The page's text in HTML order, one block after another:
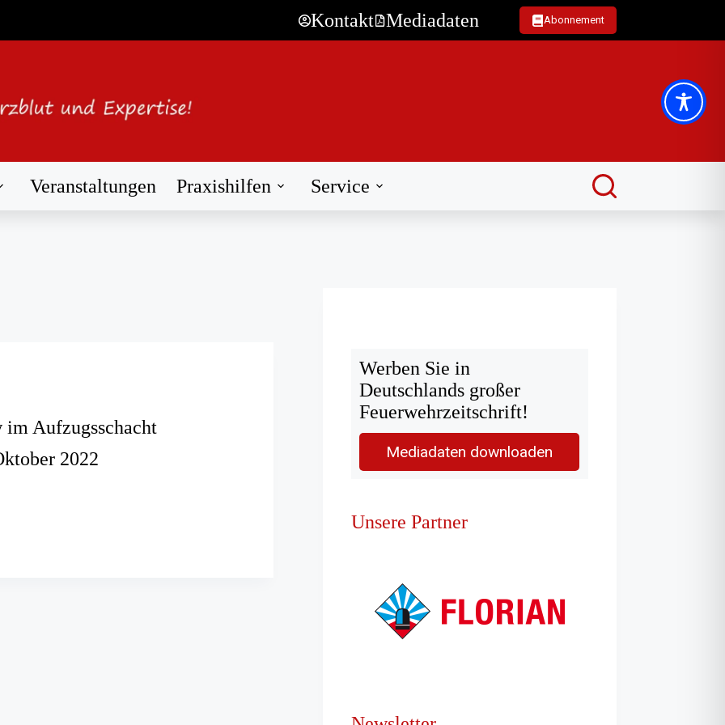
Kontakt Mediadaten Abonnement
Veranstaltungen Praxishilfen Service
Aufzugsschacht
2022
Werben Sie in
Deutschlands großer
Feuerwehrzeitschrift!
Mediadaten downloaden
Unsere Partner